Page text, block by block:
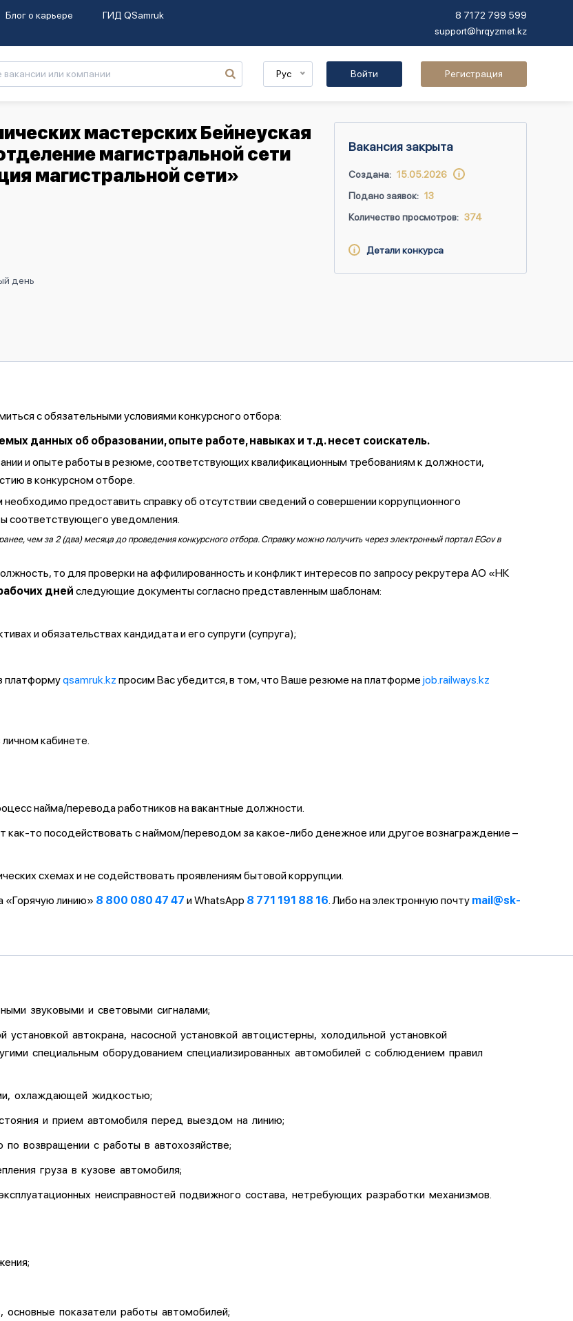
Блог о карьере ГИД QSamruk
8 7172 799 599
support@hrqyzmet.kz
Рус Войти Регистрация
мастерских Бейнеуская
магистральной сети
магистральной сети»
день
Вакансия закрыта
Создана: 15.05.2026
Подано заявок: 13
Количество просмотров: 374
Детали конкурса
с обязательными условиями конкурсного отбора:
данных об образовании, опыте работе, навыках и т.д. несет соискатель.
и опыте работы в резюме, соответствующих квалификационным требованиям к должности,
в конкурсном отборе.
предоставить справку об отсутствии сведений о совершении коррупционного
соответствующего уведомления.
чем за 2 (два) месяца до проведения конкурсного отбора. Справку можно получить через электронный портал EGov в
то для проверки на аффилированность и конфликт интересов по запросу рекрутера АО «НК
дней следующие документы согласно представленным шаблонам:
и обязательствах кандидата и его супруги (супруга);
платформуqsamruk.kz просим Вас убедится, в том, что Ваше резюме на платформе job.railways.kz
кабинете.
найма/перевода работников на вакантные должности.
то посодействовать с наймом/переводом за какое-либо денежное или другое вознаграждение –
схемах и не содействовать проявлениям бытовой коррупции.
«Горячую линию» 8 800 080 47 47 и WhatsApp 8 771 191 88 16. Либо на электронную почту mail@sk-
звуковыми и световыми сигналами;
автокрана, насосной установкой автоцистерны, холодильной установкой
специальным оборудованием специализированных автомобилей с соблюдением правил
охлаждающей жидкостью;
и прием автомобиля перед выездом на линию;
возвращении с работы в автохозяйстве;
груза в кузове автомобиля;
неисправностей подвижного состава, нетребующих разработки механизмов.
показатели работы автомобилей;